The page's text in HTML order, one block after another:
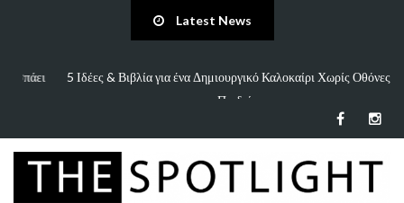
Latest News
5 Ιδέες & Βιβλία για ένα Δημιουργικό Καλοκαίρι Χωρίς Οθόνες (για
Παιδιά…